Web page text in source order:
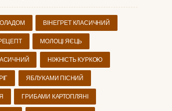
ВІНЕГРЕТ КЛАСИЧНИЙ
МОЛОЦІ ЯЄЦЬ
НІЖНІСТЬ КУРКОЮ
ЯБЛУКАМИ ПІСНИЙ
ГРИБАМИ КАРТОПЛЯНІ